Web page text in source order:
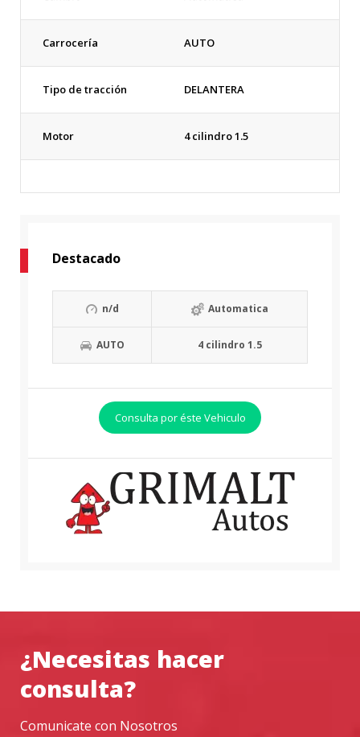
Carrocería AUTO
Tipo de tracción DELANTERA
Motor 4 cilindro 1.5
Destacado
n/d Automatica
AUTO 4 cilindro 1.5
Consulta por éste Vehiculo
¿Necesitas hacer
consulta?
Comunicate con Nosotros